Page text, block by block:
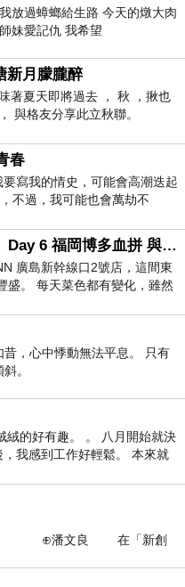
放過蟑螂給生路 今天的燉大肉
妹愛記仇 我希望
新月朦朧醉
著夏天即將過去 ， 秋 ，揪也
與格友分享此立秋聯。
春
寫我的情史，可能會高潮迭起
不過，我可能也會萬劫不
是被判了花心的罪
【2026-6廣島】Day 6 福岡博多血拼 與機場接送少年司機深夜對談
廣島新幹線口2號店，這間東
盛。 每天菜色都有變化，雖然
理包加熱，但
，心中悸動無法平息。 只有
。
的好有趣。 。 八月開始就決
我感到工作好輕鬆。 本來就
「新創